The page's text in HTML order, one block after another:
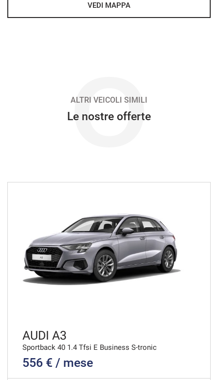
456€/mese
VEDI MAPPA
O
ALTRI VEICOLI SIMILI
Le nostre offerte
AUDI A3
Sportback 40 1.4 Tfsi E Business S-tronic
556 € / mese